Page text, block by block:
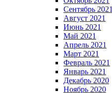
Сентябрь 2021
Август 2021
Июнь 2021
Май 2021
Апрель 2021
Март 2021
Февраль 2021
Январь 2021
Декабрь 2020
Ноябрь 2020